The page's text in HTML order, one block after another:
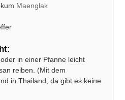
Maenglak
in einer Pfanne leicht
reiben. (Mit dem
in Thailand, da gibt es keine